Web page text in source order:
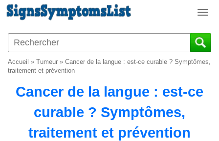
T
g
g
a
Accueil » Tumeur » Cancer de la langue : est-ce curable ? Symptômes,
traitement et prévention
Cancer de la langue : est-ce
curable ? Symptômes,
traitement et prévention